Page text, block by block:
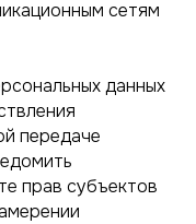
сетям
данных
передаче
прав субъектов